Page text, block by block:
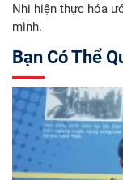
Nhi hiện thực hóa
mình.
Bạn Có Thể